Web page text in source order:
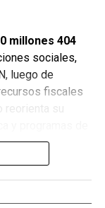
millones 404
sociales,
luego de
fiscales
su